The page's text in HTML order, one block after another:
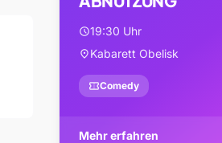
schedule19:30 Uhr
location_onKabarett Obelisk
confirmation_numberComedy
Mehr erfahren